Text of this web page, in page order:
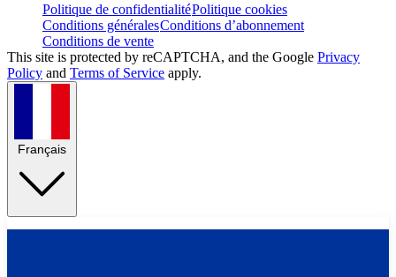
Politique de confidentialitéPolitique cookies
Conditions généralesConditions d’abonnement
Conditions de vente
This site is protected by reCAPTCHA, and the Google Privacy
Policy and Terms of Service apply.
Français